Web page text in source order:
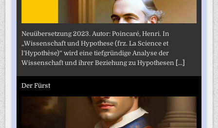
Neuübersetzung 2023. Autor: Poincaré, Henri. In
„Wissenschaft und Hypothese (frz. La Science et
l’Hypothèse)“ wird eine tiefgründige Analyse der
Wissenschaft und ihrer Beziehung zu Hypothesen [...]
Der Fürst